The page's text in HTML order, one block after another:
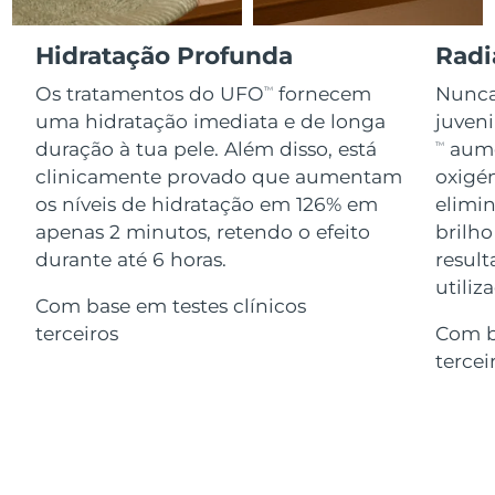
Hidratação Profunda
Os tratamentos do UFOTM
fornecem
uma hidratação imediata e de longa
duração à tua pele. Além disso, está
clinicamente provado que aumentam
os níveis de hidratação em 126% em
apenas 2 minutos, retendo o efeito
durante até 6 horas.
Com base em testes clínicos
terceiros
TM
brilho
Com
Advanced pore care essentials
Serum
issa™ Teeth Whitening Gel
18% PAP
Cosméticos Homens
Comprar todos
SOBRE
Israel Entrega prevista 8/14/26
Itália Entrega prevista 8/10/26
Japão Entrega prevista 8/13/26
Jersey Entrega prevista 8/15/26
Cazaquistão 8/12/26
Kuwait Entrega prevista
8/10/26